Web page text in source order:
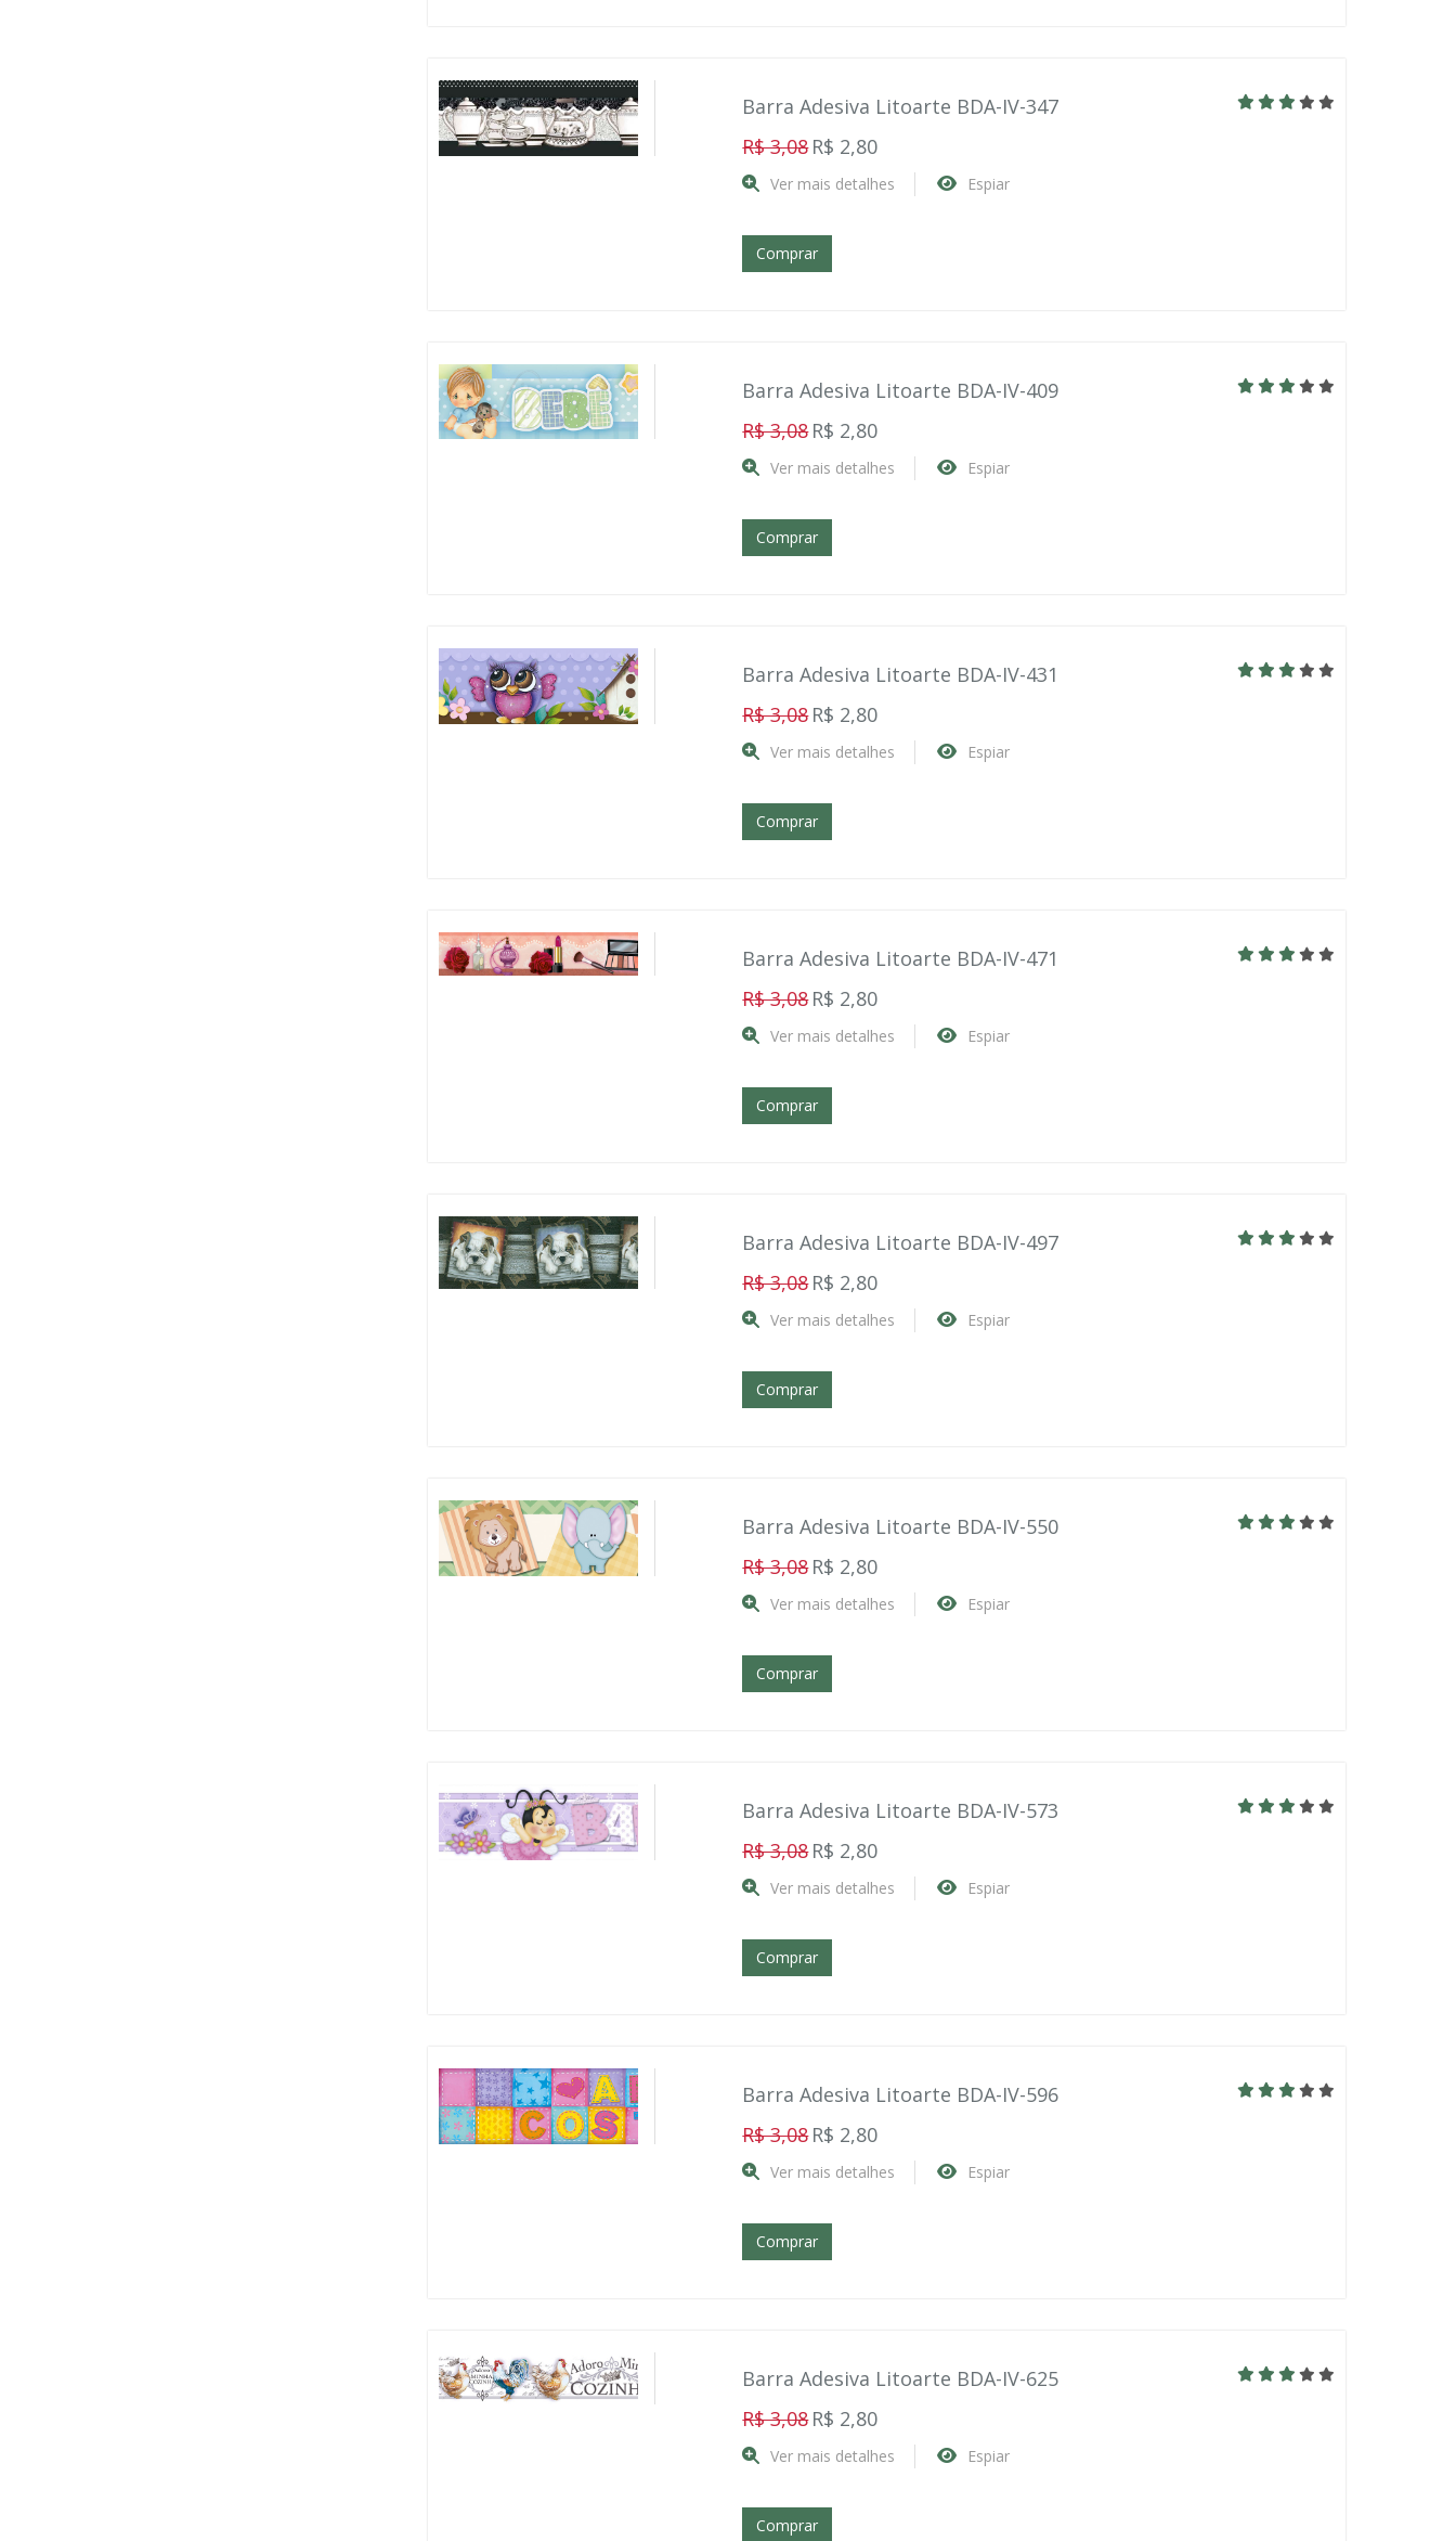
Barra Adesiva Litoarte BDA-IV-347
R$ 3,08R$ 2,80
Ver mais detalhes Espiar
Comprar
Barra Adesiva Litoarte BDA-IV-409
R$ 3,08R$ 2,80
Ver mais detalhes Espiar
Comprar
Barra Adesiva Litoarte BDA-IV-431
R$ 3,08R$ 2,80
Ver mais detalhes Espiar
Comprar
Barra Adesiva Litoarte BDA-IV-471
R$ 3,08R$ 2,80
Ver mais detalhes Espiar
Comprar
Barra Adesiva Litoarte BDA-IV-497
R$ 3,08R$ 2,80
Ver mais detalhes Espiar
Comprar
Barra Adesiva Litoarte BDA-IV-550
R$ 3,08R$ 2,80
Ver mais detalhes Espiar
Comprar
Barra Adesiva Litoarte BDA-IV-573
R$ 3,08R$ 2,80
Ver mais detalhes Espiar
Comprar
Barra Adesiva Litoarte BDA-IV-596
R$ 3,08R$ 2,80
Ver mais detalhes Espiar
Comprar
Barra Adesiva Litoarte BDA-IV-625
R$ 3,08R$ 2,80
Ver mais detalhes Espiar
Comprar